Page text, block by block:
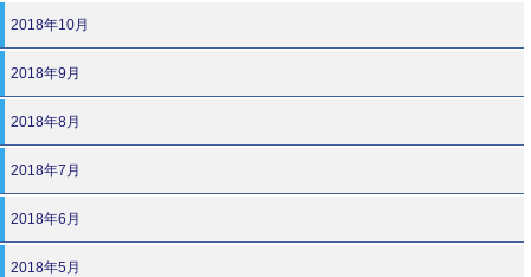
2018年10月
2018年9月
2018年8月
2018年7月
2018年6月
2018年5月